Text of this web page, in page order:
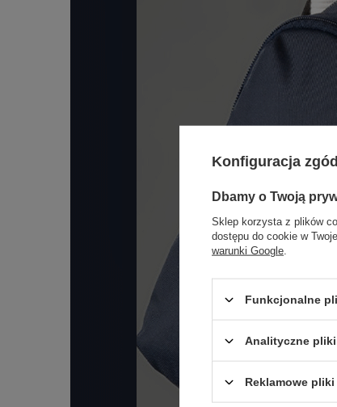
Konfiguracja zgód
Dbamy o Twoją
Sklep korzysta z plików
dostępu do cookie w
warunki Google
Funkcjonalne
Analityczne
Reklamowe